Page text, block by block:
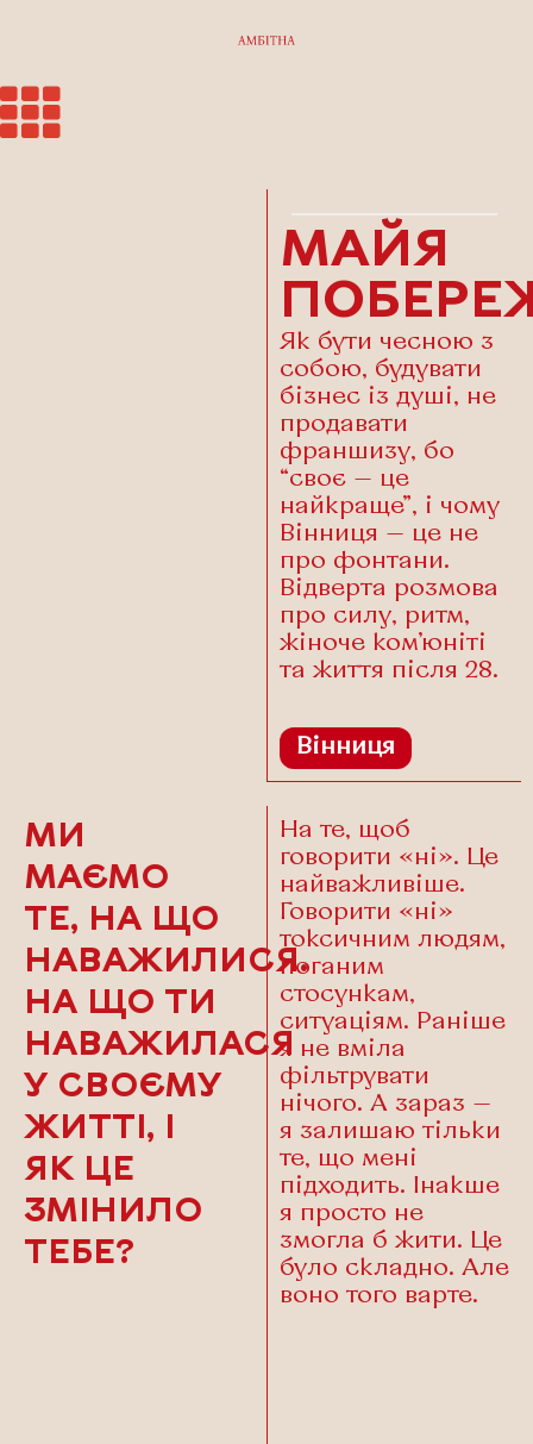
МАЙЯ
Як бути чесною з
собою, будувати
бізнес із душі, не
продавати
франшизу, бо
“своє — це
найкраще”, і чому
Вінниця — це не
про фонтани.
Відверта розмова
про силу, ритм,
жіноче ком’юніті
та життя після 28.
Вінниця
МИ
МАЄМО
ТЕ, НА ЩО
НАВАЖИЛИСЯ.
НА ЩО ТИ
НАВАЖИЛАСЯ
У СВОЄМУ
ЖИТТІ, І
ЯК ЦЕ
ЗМІНИЛО
ТЕБЕ?
На те, щоб
говорити «ні». Це
найважливіше.
Говорити «ні»
токсичним людям,
поганим
стосункам,
ситуаціям. Раніше
я не вміла
фільтрувати
нічого. А зараз —
я залишаю тільки
те, що мені
підходить. Інакше
я просто не
змогла б жити. Це
було складно. Але
воно того варте.